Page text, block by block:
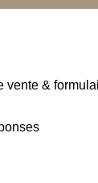
vente &